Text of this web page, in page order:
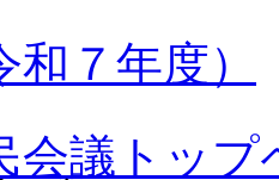
７年度）
会議トップ